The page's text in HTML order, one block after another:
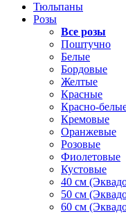
Тюльпаны
Розы
Все розы
Поштучно
Белые
Бордовые
Желтые
Красные
Красно-
Кремовые
Оранжевые
Розовые
Фиолетовые
Кустовые
40 см
50 см
60 см